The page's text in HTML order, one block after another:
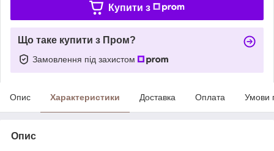
Купити з
Що таке купити з Пром?
Замовлення під захистом
Опис Характеристики Доставка Оплата Умови
Опис